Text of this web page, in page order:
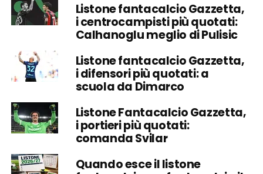
Listone fantacalcio Gazzetta,
i centrocampisti più quotati:
Calhanoglu meglio di Pulisic
Listone fantacalcio Gazzetta,
i difensori più quotati: a
scuola da Dimarco
Listone Fantacalcio Gazzetta,
i portieri più quotati:
comanda Svilar
Quando esce il listone